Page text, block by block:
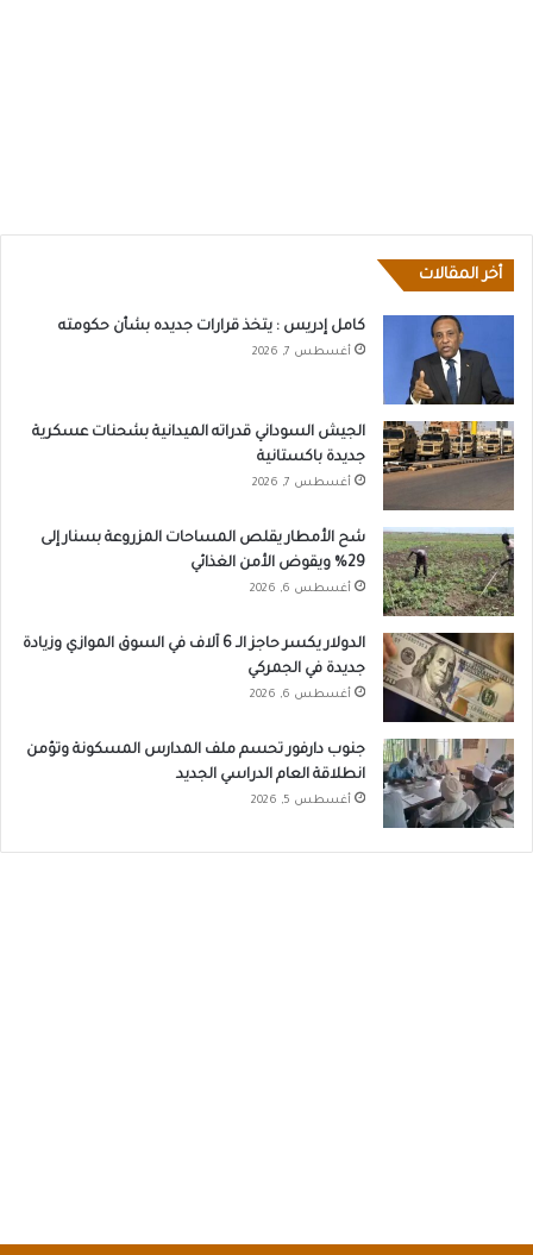
أخر المقالات
كامل إدريس : يتخذ قرارات جديده بشأن حكومته
أغسطس 7, 2026
الجيش السوداني قدراته الميدانية بشحنات عسكرية
جديدة باكستانية
أغسطس 7, 2026
شح الأمطار يقلص المساحات المزروعة بسنار إلى
29% ويقوض الأمن الغذائي
أغسطس 6, 2026
الدولار يكسر حاجز الـ 6 آلاف في السوق الموازي وزيادة
جديدة في الجمركي
أغسطس 6, 2026
جنوب دارفور تحسم ملف المدارس المسكونة وتؤمن
انطلاقة العام الدراسي الجديد
أغسطس 5, 2026